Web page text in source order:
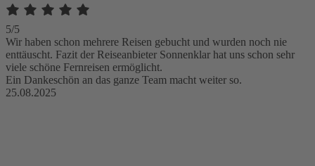
5/5
Wir haben schon mehrere Reisen gebucht und wurden noch nie
enttäuscht. Fazit der Reiseanbieter Sonnenklar hat uns schon sehr
viele schöne Fernreisen ermöglicht.
Ein Dankeschön an das ganze Team macht weiter so.
25.08.2025